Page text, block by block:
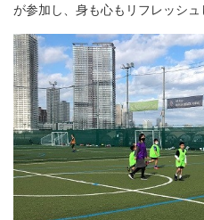
が参加し、身も心もリフレッシュ